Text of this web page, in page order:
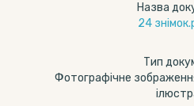
Назва
24
Тип
Фотографічне